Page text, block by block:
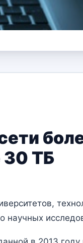
30 ТБ
научных